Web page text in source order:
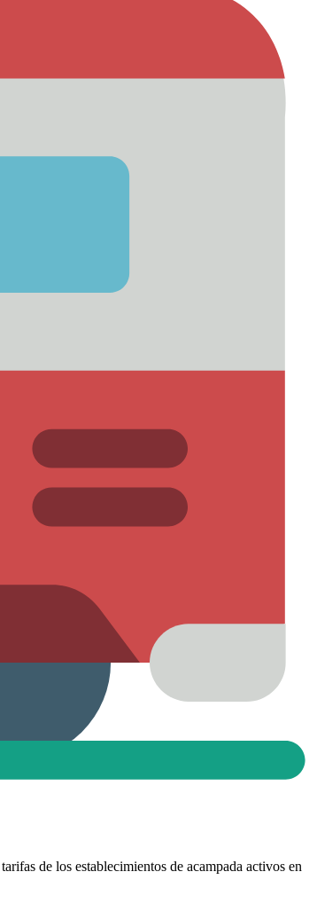
de los establecimientos de acampada activos en